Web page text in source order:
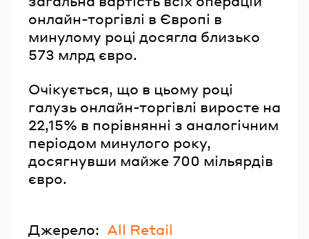
онлайн-торгівлі в Європі в
минулому році досягла близько
573 млрд євро.
Очікується, що в цьому році
галузь онлайн-торгівлі виросте на
22,15% в порівнянні з аналогічним
періодом минулого року,
досягнувши майже 700 мільярдів
євро.
Джерело: All Retail